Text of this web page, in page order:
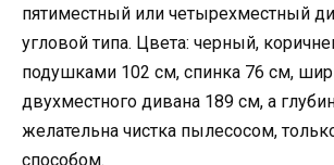
пятиместный или четырехместный
угловой типа. Цвета: черный,
подушками 102 см, спинка 76 см,
двухместного дивана 189 см, а
желательна чистка пылесосом,
способом.